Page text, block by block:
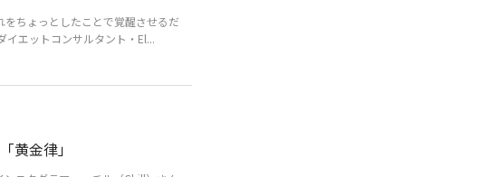
ちょっとしたことで覚醒させるだ
エットコンサルタント・El...
金律」